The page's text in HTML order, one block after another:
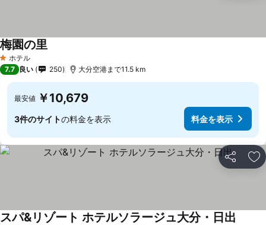
1 ホテルのランク
ホテル
梅園の里
7.7 良い 250 大分空港まで11.5 km
最安値 ￥10,679
3件のサイトの料金を表示 料金を表示
シェア お
スパ&リゾート ホテルソラージュ大分・日出